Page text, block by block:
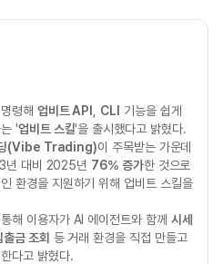
령해 업비트 API CLI
기능을 쉽게
'업비트 스킬'을 출시했다고 밝혔다.
딩(Vibe Trading)이 주목받는 가운데
년 대비 2025년 76% 증가한 것으로
환경을 지원하기 위해 업비트 스킬을
해 이용자가 AI 에이전트와 함께 시세
출금 조회 등 거래 환경을 직접 만들고
다고 밝혔다.